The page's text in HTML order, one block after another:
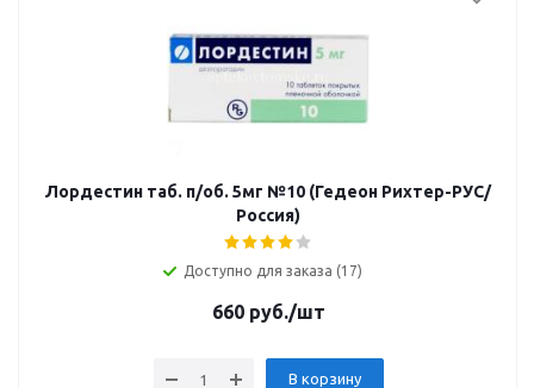
Лордестин таб. п/об. 5мг №10 (Гедеон Рихтер-РУС/
Россия)
Доступно для заказа (17)
660руб./шт
В корзину